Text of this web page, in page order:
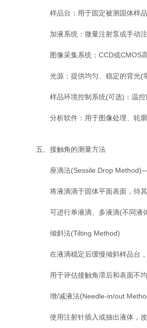
样品台：用于固定被测固体样品
加液系统：微量注射泵或手动注
图像采集系统：CCD或CMOS高
光源：提供均匀、稳定的背光(常
样品环境控制系统(可选)：温控
分析软件：用于图像处理、轮廓
五、接触角的测量方法
座滴法(Sessile Drop
将液滴滴于固体平面表面，待其
可进行单液滴、多液滴(不同液体
倾斜法(Tilting Method)
在液滴稳定后缓慢倾斜样品台，
用于评估接触角滞后和表面不均
增/减液法(Needle-in/out
使用注射针插入或抽出液体，改